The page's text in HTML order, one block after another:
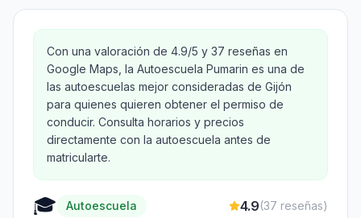
Con una valoración de 4.9/5 y 37 reseñas en
Google Maps, la Autoescuela Pumarin es una de
las autoescuelas mejor consideradas de Gijón
para quienes quieren obtener el permiso de
conducir. Consulta horarios y precios
directamente con la autoescuela antes de
matricularte.
🎓 Autoescuela 4.9(37 reseñas)